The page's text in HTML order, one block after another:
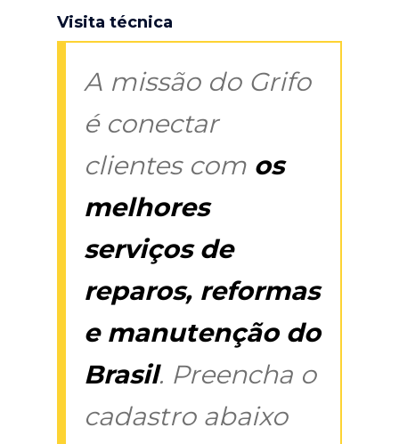
Visita técnica
A missão do Grifo
é conectar
clientes com os
melhores
serviços de
reparos, reformas
e manutenção do
Brasil. Preencha o
cadastro abaixo